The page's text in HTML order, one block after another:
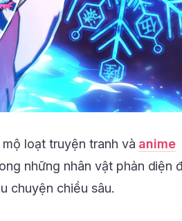
loạt truyện tranh và anime
những nhân vật phản diện
chuyện chiều sâu.